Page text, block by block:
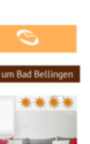
Bad Bellingen
✷✷✷✷